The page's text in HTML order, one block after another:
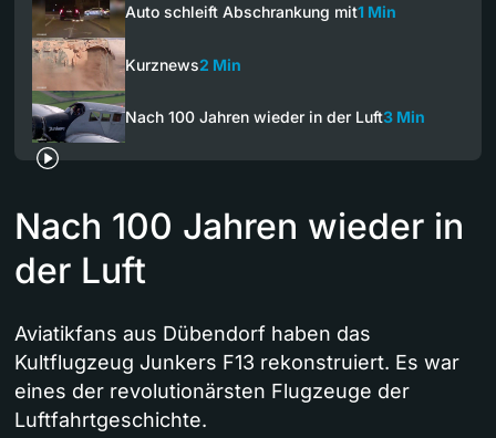
Auto schleift Abschrankung mit1 Min
Kurznews2 Min
Nach 100 Jahren wieder in der Luft3 Min
Nach 100 Jahren wieder in
der Luft
Aviatikfans aus Dübendorf haben das
Kultflugzeug Junkers F13 rekonstruiert. Es war
eines der revolutionärsten Flugzeuge der
Luftfahrtgeschichte.